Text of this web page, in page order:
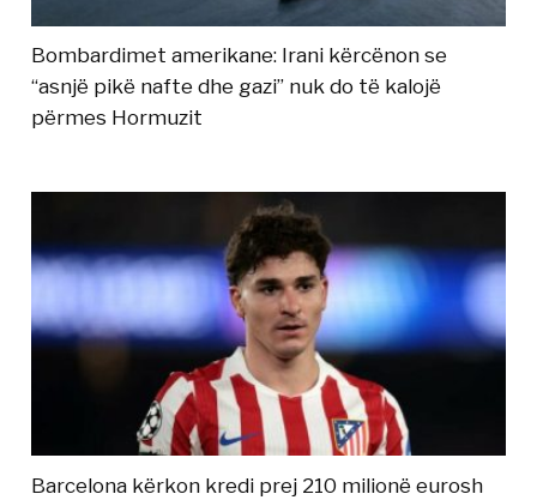
Bombardimet amerikane: Irani kërcënon se
“asnjë pikë nafte dhe gazi” nuk do të kalojë
përmes Hormuzit
Barcelona kërkon kredi prej 210 milionë eurosh